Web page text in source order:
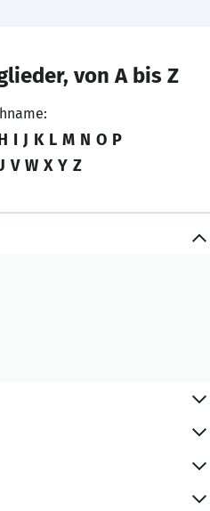
von A bis Z
I J K L M N O P
V W X Y Z